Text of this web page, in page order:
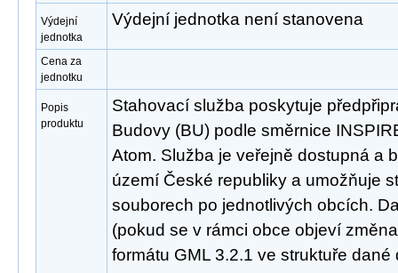
Výdejní
jednotka
Výdejní jednotka není stanovena
Cena za
jednotku
Popis
produktu
Stahovací služba poskytuje
Budovy (BU) podle směrnice
Atom. Služba je veřejně dostupná a
území České republiky a umožňuje
souborech po jednotlivých obcích.
(pokud se v rámci obce objeví
formátu GML 3.2.1 ve struktuře